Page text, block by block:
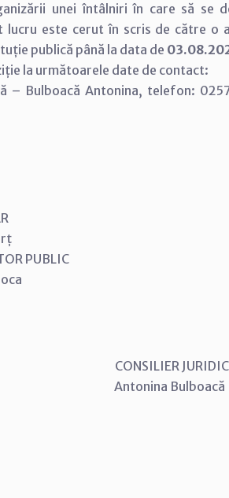
unei întâlniri în care să se
este cerut în scris de către o
publică până la data de
la următoarele date de contact:
– Bulboacă Antonina, telefon:
PUBLIC
Bulboacă